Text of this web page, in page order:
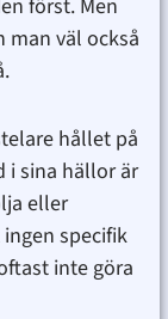
först. Men
man väl också
hållet på
i sina hällor är
eller
specifik
inte göra